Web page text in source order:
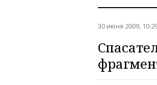
30 июня 2009,